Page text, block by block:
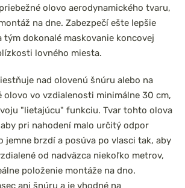
olovo aerodynamického tvaru,
na dne. Zabezpečí ešte lepšie
tým dokonalé maskovanie koncovej
lovného miesta.
nad olovenú šnúru alebo na
olovo vo vzdialenosti minimálne 30 cm,
"lietajúcu" funkciu. Tvar tohto olova
pri nahodení malo určitý odpor
jemne brzdí a posúva po vlasci tak, aby
od nadväzca niekoľko metrov,
položenie montáže na dno.
ani šnúru a je vhodné na